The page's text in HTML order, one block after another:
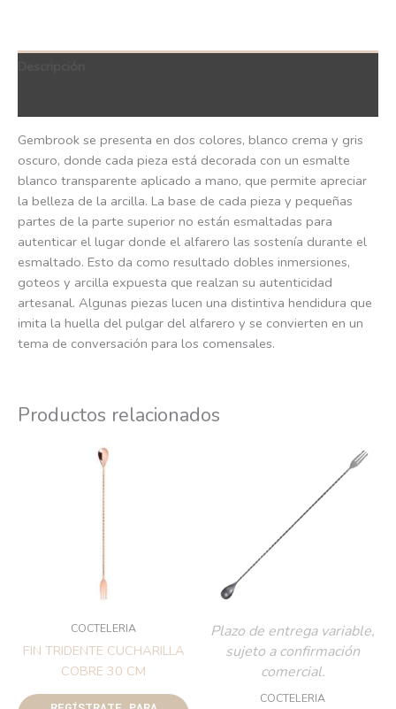
Gembrook se presenta en dos colores, blanco crema y gris
oscuro, donde cada pieza está decorada con un esmalte
blanco transparente aplicado a mano, que permite apreciar
la belleza de la arcilla. La base de cada pieza y pequeñas
partes de la parte superior no están esmaltadas para
autenticar el lugar donde el alfarero las sostenía durante el
esmaltado. Esto da como resultado dobles inmersiones,
goteos y arcilla expuesta que realzan su autenticidad
artesanal. Algunas piezas lucen una distintiva hendidura que
imita la huella del pulgar del alfarero y se convierten en un
tema de conversación para los comensales.
Productos relacionados
COCTELERIA
FIN TRIDENTE CUCHARILLA
COBRE 30 CM
Plazo de entrega variable,
sujeto a confirmación
comercial.
COCTELERIA